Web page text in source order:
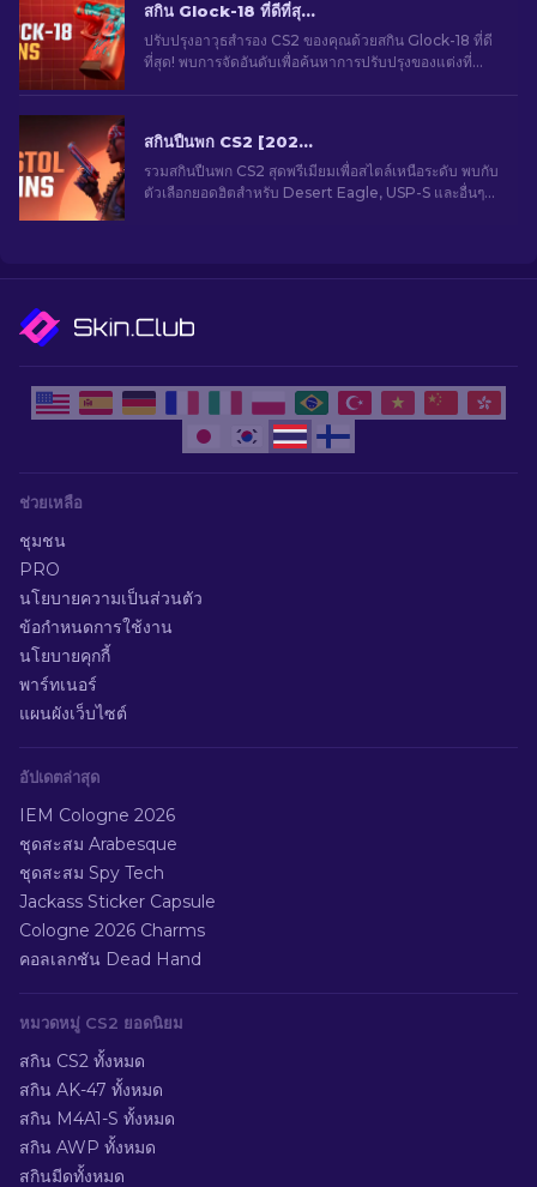
สกิน Glock-18 ที่ดีที่สุดใน CS2: รายการทั้งหมด [2026]
ปรับปรุงอาวุธสำรอง CS2 ของคุณด้วยสกิน Glock-18 ที่ดี
ที่สุด! พบการจัดอันดับเพื่อค้นหาการปรับปรุงของแต่งที่
สกินปืนพก CS2 [2026] ดีไซน์ยอดนิยมสำหรับสายแม่น
รวมสกินปืนพก CS2 สุดพรีเมียมเพื่อสไตล์เหนือระดับ พบกับ
ตัวเลือกยอดฮิตสำหรับ Desert Eagle, USP-S และอื่นๆ
ช่วยเหลือ
ชุมชน
PRO
นโยบายความเป็นส่วนตัว
ข้อกำหนดการใช้งาน
นโยบายคุกกี้
พาร์ทเนอร์
แผนผังเว็บไซต์
อัปเดตล่าสุด
IEM Cologne 2026
ชุดสะสม Arabesque
ชุดสะสม Spy Tech
Jackass Sticker Capsule
Cologne 2026 Charms
คอลเลกชัน Dead Hand
หมวดหมู่ CS2 ยอดนิยม
สกิน CS2 ทั้งหมด
สกิน AK-47 ทั้งหมด
สกิน M4A1-S ทั้งหมด
สกิน AWP ทั้งหมด
สกินมีดทั้งหมด